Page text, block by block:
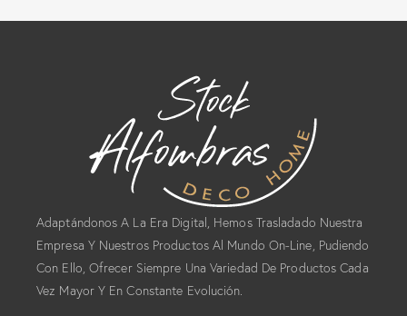
Adaptándonos A La Era Digital, Hemos Trasladado Nuestra
Empresa Y Nuestros Productos Al Mundo On-Line, Pudiendo
Con Ello, Ofrecer Siempre Una Variedad De Productos Cada
Vez Mayor Y En Constante Evolución.